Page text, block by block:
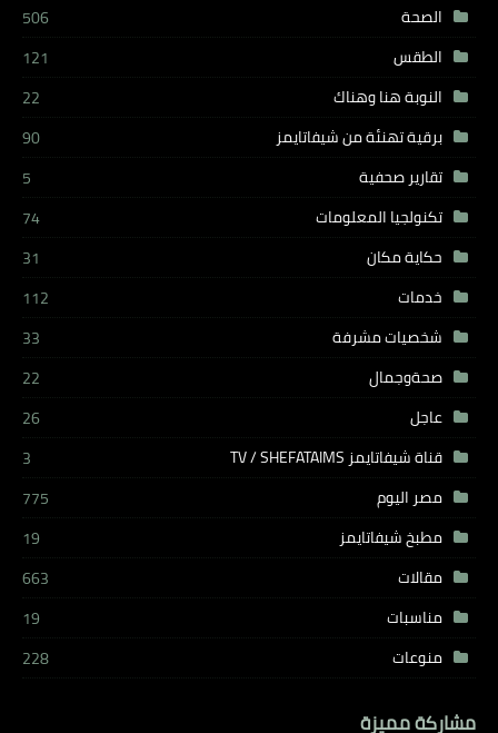
الصحة
506
الطقس
121
النوبة هنا وهناك
22
برقية تهنئة من شيفاتايمز
90
تقارير صحفية
5
تكنولجيا المعلومات
74
حكاية مكان
31
خدمات
112
شخصيات مشرفة
33
صحةوجمال
22
عاجل
26
قناة شيفاتايمز TV / SHEFATAIMS
3
مصر اليوم
775
مطبخ شيفاتايمز
19
مقالات
663
مناسبات
19
منوعات
228
مشاركة مميزة